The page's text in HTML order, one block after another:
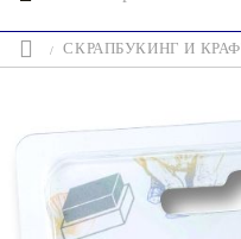
СКРАПБУКИНГ И